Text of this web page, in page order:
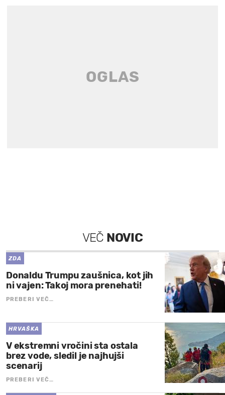
VEČ NOVIC
ZDA
Donaldu Trumpu zaušnica, kot jih
ni vajen: Takoj mora prenehati!
PREBERI VEČ…
HRVAŠKA
V ekstremni vročini sta ostala
brez vode, sledil je najhujši
scenarij
PREBERI VEČ…